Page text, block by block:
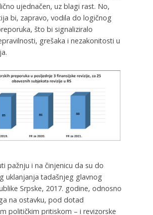
ujednačen, uz blagi rast. No,
bi, zapravo, vodila do logičnog
što bi signaliziralo
grešaka i nezakonitosti u
pažnju i na činjenicu da su do
uklanjanja tadašnjeg glavnog
Srpske, 2017. godine, odnosno
na ostavku, pod dotad
političkim pritiskom – i revizorske